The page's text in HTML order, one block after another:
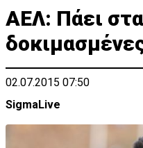
AEΛ: Πάει
02.07.2015 07:50
SigmaLive